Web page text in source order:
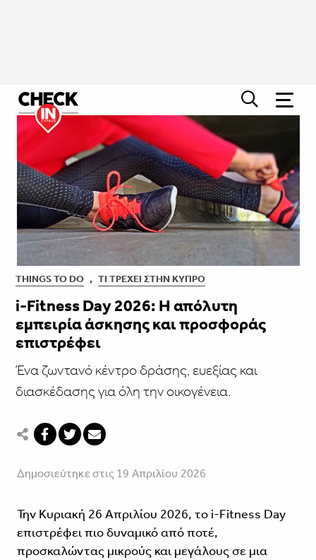
THINGS TO DO , ΤΙ ΤΡΈΧΕΙ ΣΤΗΝ ΚΎΠΡΟ
i-Fitness Day 2026: Η απόλυτη
εμπειρία άσκησης και προσφοράς
επιστρέφει
Ένα ζωντανό κέντρο δράσης, ευεξίας και
διασκέδασης για όλη την οικογένεια.
Δημοσιεύτηκε στις 19 Απριλίου 2026
Την Κυριακή 26 Απριλίου 2026, το i-Fitness Day
επιστρέφει πιο δυναμικό από ποτέ,
προσκαλώντας μικρούς και μεγάλους σε μια